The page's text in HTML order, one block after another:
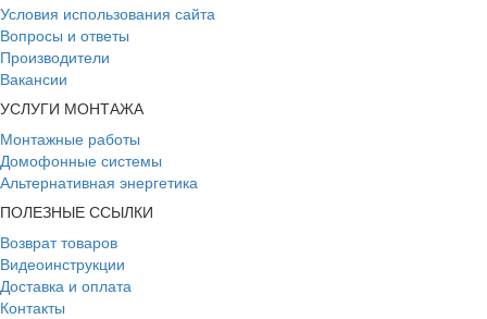
Условия использования сайта
Вопросы и ответы
Производители
Вакансии
УСЛУГИ МОНТАЖА
Монтажные работы
Домофонные системы
Альтернативная энергетика
ПОЛЕЗНЫЕ ССЫЛКИ
Возврат товаров
Видеоинструкции
Доставка и оплата
Контакты